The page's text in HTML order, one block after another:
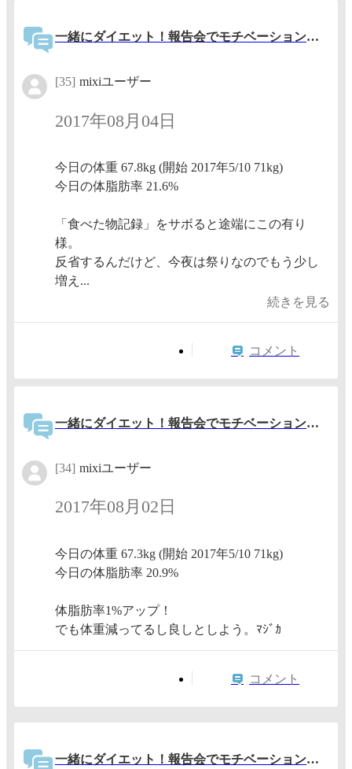
一緒にダイエット！報告会でモチベーションアップ！
[35] mixiユーザー
2017年08月04日
今日の体重 67.8kg (開始 2017年5/10 71kg)
今日の体脂肪率 21.6%
「食べた物記録」をサボると途端にこの有り
様。
反省するんだけど、今夜は祭りなのでもう少し
増え...
続きを見る
コメント
一緒にダイエット！報告会でモチベーションアップ！
[34] mixiユーザー
2017年08月02日
今日の体重 67.3kg (開始 2017年5/10 71kg)
今日の体脂肪率 20.9%
体脂肪率1%アップ！
でも体重減ってるし良しとしよう。ﾏｼﾞｶ
コメント
一緒にダイエット！報告会でモチベーションアップ！